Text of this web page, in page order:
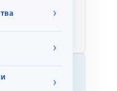
›
›
›
см × 11.5 см
кг
и бережно